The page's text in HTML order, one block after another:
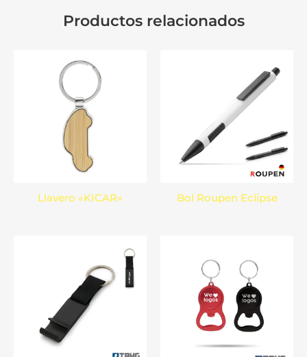
Productos relacionados
Llavero «KICAR» Bol Roupen Eclipse